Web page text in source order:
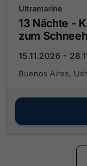
Ultramarine
13 Nächte -
zum
15.11.2026 -
Buenos Aires,